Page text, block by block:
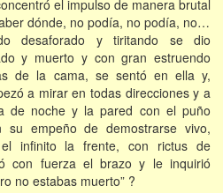
el impulso de manera brutal
dónde, no podía, no podía, no…
desaforado y tiritando se dio
y muerto y con gran estruendo
de la cama, se sentó en ella y,
a mirar en todas direcciones y a
de noche y la pared con el puño
empeño de demostrarse vivo,
el infinito la frente, con rictus de
con fuerza el brazo y le inquirió
no estabas muerto” ?